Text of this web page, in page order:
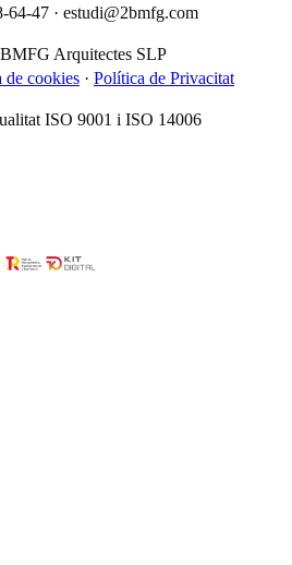
64-47 · estudi@2bmfg.com
Arquitectes SLP
de cookies · Política de Privacitat
ISO 9001 i ISO 14006